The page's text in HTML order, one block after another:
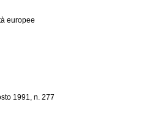
europee
1991, n. 277